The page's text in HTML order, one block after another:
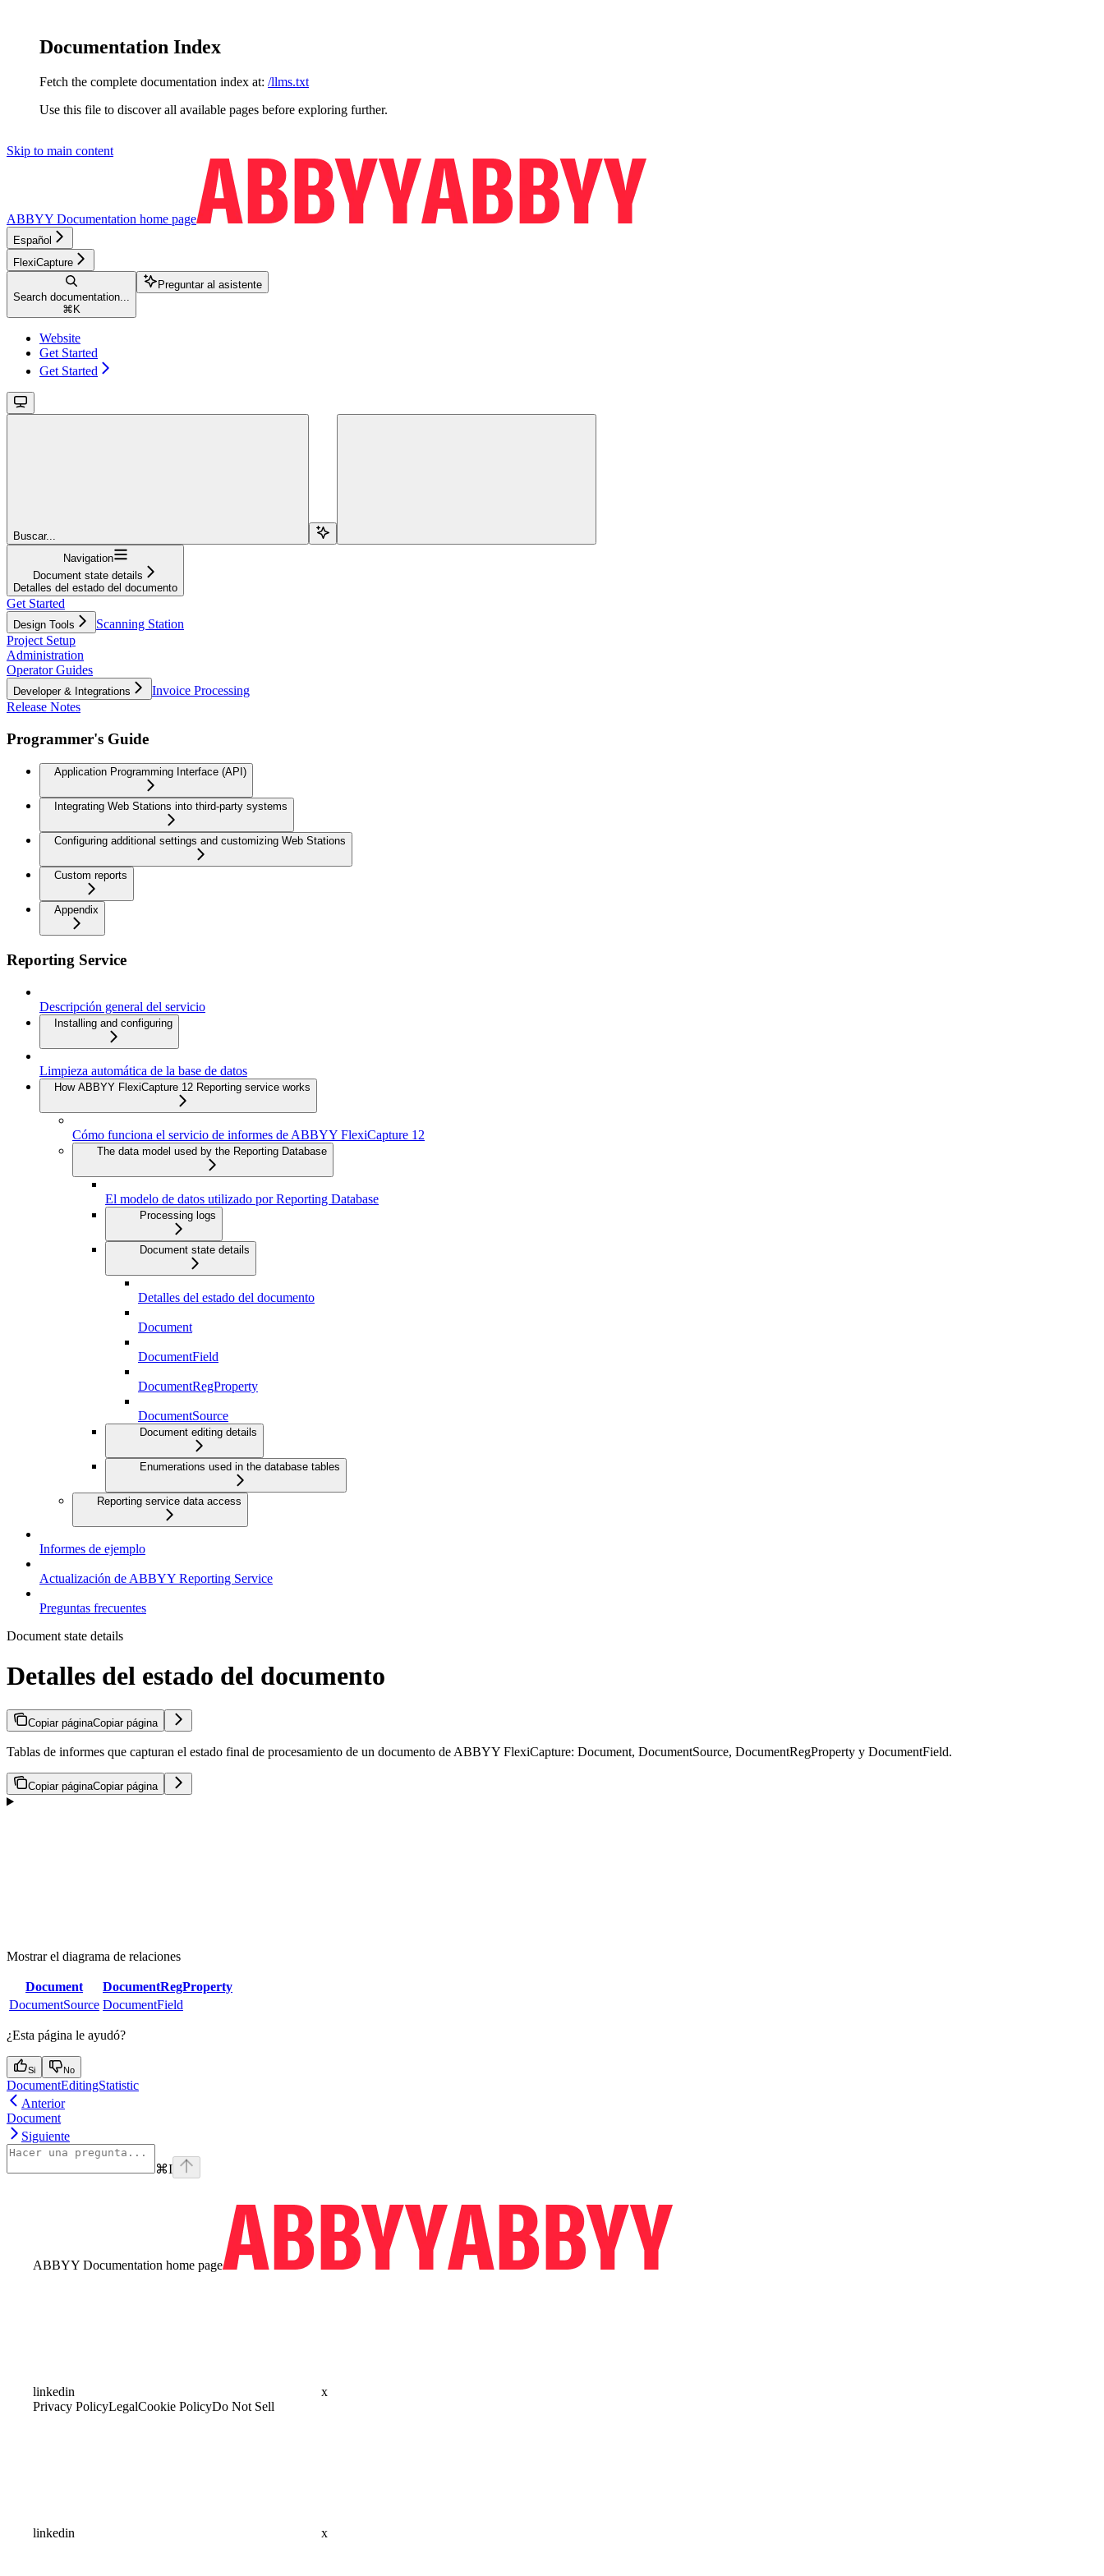
Documentation Index
Fetch the complete documentation index at: /llms.txt
Use this file to discover all available pages before exploring further.
Skip to main content
ABBYY Documentation home page
Español
FlexiCapture
Search documentation...
⌘ K
Preguntar al asistente
Website
Get Started
Get Started
Buscar...
Navigation
Document state details
Detalles del estado del documento
Get Started
Design Tools
Scanning Station
Project Setup
Administration
Operator Guides
Developer & Integrations
Invoice Processing
Release Notes
Programmer's Guide
Application Programming Interface (API)
Integrating Web Stations into third-party systems
Configuring additional settings and customizing Web Stations
Custom reports
Appendix
Reporting Service
Descripción general del servicio
Installing and configuring
Limpieza automática de la base de datos
How ABBYY FlexiCapture 12 Reporting service works
Cómo funciona el servicio de informes de ABBYY FlexiCapture 12
The data model used by the Reporting Database
El modelo de datos utilizado por Reporting Database
Processing logs
Document state details
Detalles del estado del documento
Document
DocumentField
DocumentRegProperty
DocumentSource
Document editing details
Enumerations used in the database tables
Reporting service data access
Informes de ejemplo
Actualización de ABBYY Reporting Service
Preguntas frecuentes
Document state details
Detalles del estado del documento
Copiar páginaCopiar página
Tablas de informes que capturan el estado final de procesamiento de un documento de ABBYY FlexiCapture: Document, DocumentSource, DocumentRegProperty y DocumentField.
Copiar páginaCopiar página
Mostrar el diagrama de relaciones
Document
DocumentRegProperty
DocumentSource DocumentField
¿Esta página le ayudó?
Si No
DocumentEditingStatistic
Anterior
Document
Siguiente
⌘I
ABBYY Documentation home page
linkedin
x
Privacy PolicyLegalCookie PolicyDo Not Sell
linkedin x